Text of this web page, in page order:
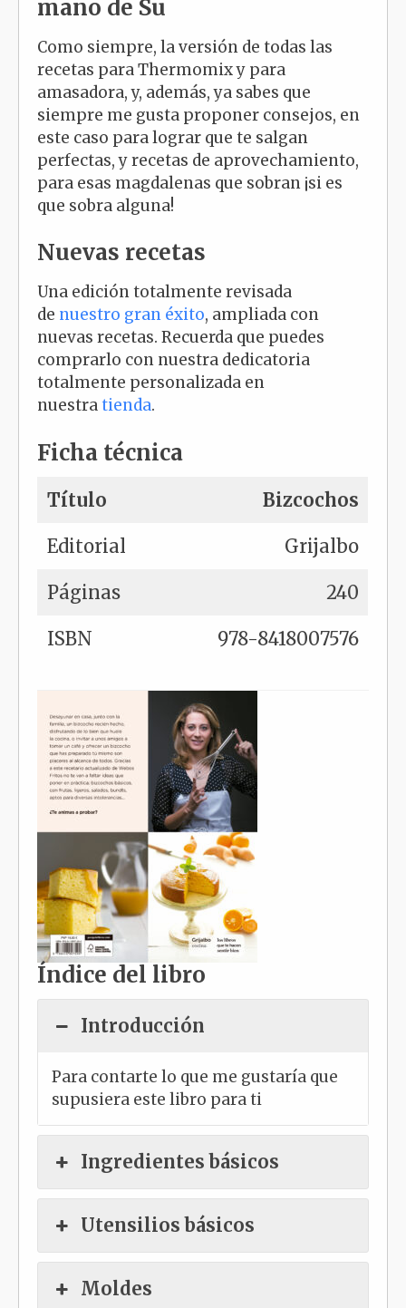
mano de Su
Como siempre, la versión de todas las
recetas para Thermomix y para
amasadora, y, además, ya sabes que
siempre me gusta proponer consejos, en
este caso para lograr que te salgan
perfectas, y recetas de aprovechamiento,
para esas magdalenas que sobran ¡si es
que sobra alguna!
Nuevas recetas
Una edición totalmente revisada
de nuestro gran éxito, ampliada con
nuevas recetas. Recuerda que puedes
comprarlo con nuestra dedicatoria
totalmente personalizada en
nuestratienda.
Ficha técnica
Título Bizcochos
Editorial Grijalbo
Páginas 240
ISBN 978-8418007576
Índice del libro
Introducción
Para contarte lo que me gustaría que
supusiera este libro para ti
Ingredientes básicos
Utensilios básicos
Moldes